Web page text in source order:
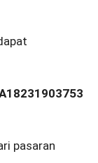
pasaran